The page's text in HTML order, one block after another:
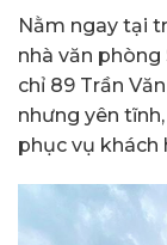
Nằm ngay tại
nhà văn
chỉ 89 Trần
nhưng yên
phục vụ khách